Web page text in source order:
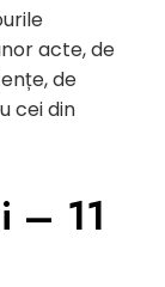
acte, de
de
cei din
– 11